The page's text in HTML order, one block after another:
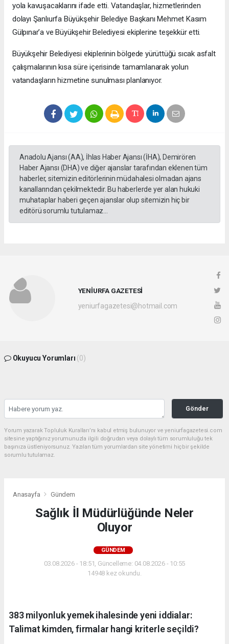
yola kavuşacaklarını ifade etti. Vatandaşlar, hizmetlerinden
dolayı Şanlıurfa Büyükşehir Belediye Başkanı Mehmet Kasım
Gülpınar’a ve Büyükşehir Belediyesi ekiplerine teşekkür etti.
Büyükşehir Belediyesi ekiplerinin bölgede yürüttüğü sıcak asfalt
çalışmalarının kısa süre içerisinde tamamlanarak yolun
vatandaşların hizmetine sunulması planlanıyor.
Anadolu Ajansı (AA), İhlas Haber Ajansı (İHA), Demirören
Haber Ajansı (DHA) ve diğer ajanslar tarafından eklenen tüm
haberler, sitemizin editörlerinin müdahalesi olmadan ajans
kanallarından çekilmektedir. Bu haberlerde yer alan hukuki
muhataplar haberi geçen ajanslar olup sitemizin hiç bir
editörü sorumlu tutulamaz...
YENİURFA GAZETESİ
yeniurfagazetesi@hotmail.com
Okuyucu Yorumları (0)
Gönder
Yorum yazarak Topluluk Kuralları’nı kabul etmiş bulunuyor ve yeniurfagazetesi.com
sitesine yaptığınız yorumunuzla ilgili doğrudan veya dolaylı tüm sorumluluğu tek
başınıza üstleniyorsunuz. Yazılan tüm yorumlardan site yönetimi hiçbir şekilde
sorumlu tutulamaz.
Anasayfa Gündem
Sağlık İl Müdürlüğünde Neler
Oluyor
GÜNDEM
03.08.2026 - 18:51, Güncelleme: 04.08.2026 - 10:55
14948 kez okundu.
383 milyonluk yemek ihalesinde yeni iddialar:
Talimat kimden, firmalar hangi kriterle seçildi?